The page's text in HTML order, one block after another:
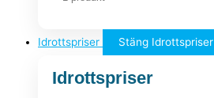
Idrottspriser Stäng Idrottspriser
Idrottspriser